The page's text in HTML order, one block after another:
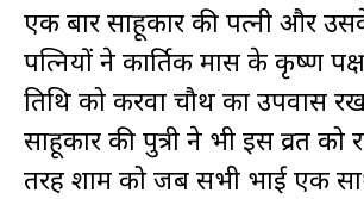
एक बार साहूकार की पत्नी और
पत्नियों ने कार्तिक मास के कृष्ण
तिथि को करवा चौथ का उपवास
साहूकार की पुत्री ने भी इस व्रत को
तरह शाम को जब सभी भाई एक